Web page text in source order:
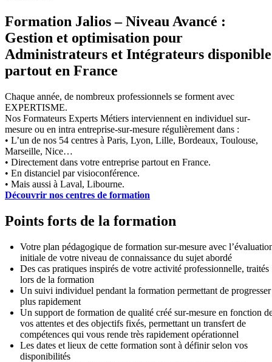
Formation Jalios – Niveau Avancé :
Gestion et optimisation pour
Administrateurs et Intégrateurs disponible
partout en France
Chaque année, de nombreux professionnels se forment avec
EXPERTISME.
Nos Formateurs Experts Métiers interviennent en individuel sur-
mesure ou en intra entreprise-sur-mesure régulièrement dans :
• L’un de nos 54 centres à Paris, Lyon, Lille, Bordeaux, Toulouse,
Marseille, Nice…
• Directement dans votre entreprise partout en France.
• En distanciel par visioconférence.
• Mais aussi à Laval, Libourne.
Découvrir nos centres de formation
Points forts de la formation
Votre plan pédagogique de formation sur-mesure avec
initiale de votre niveau de connaissance du sujet abordé
Des cas pratiques inspirés de votre activité professionnelle, traités
lors de la formation
Un suivi individuel pendant la formation permettant de progresser
plus rapidement
Un support de formation de qualité créé sur-mesure en fonction
vos attentes et des objectifs fixés, permettant un transfert de
compétences qui vous rende très rapidement opérationnel
Les dates et lieux de cette formation sont à définir selon vos
disponibilités